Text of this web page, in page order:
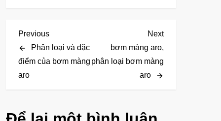
Đ
i
ề
Previous
Post
Previous
Phân loại và đặc
điểm của bơm màng
aro
Next
Next
bơm màng aro,
phân loại bơm màng
aro